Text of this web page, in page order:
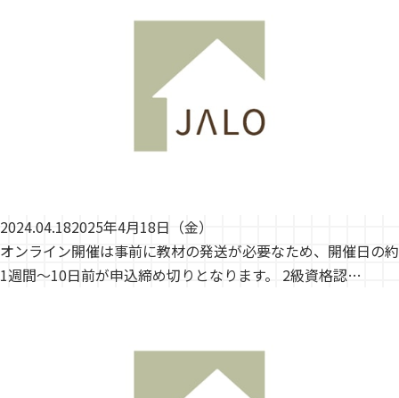
2024.04.182025年4月18日（金）
オンライン開催は事前に教材の発送が必要なため、開催日の約
1週間～10日前が申込締め切りとなります。 2級資格認…